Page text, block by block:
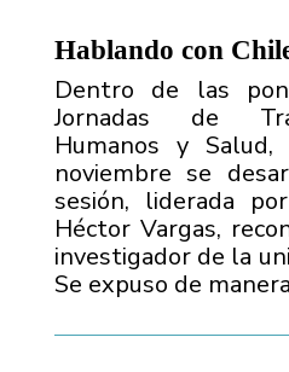
Hablando con
Dentro de las
Jornadas de
Humanos y
noviembre se
sesión, liderada
Héctor Vargas,
investigador de la
Se expuso de